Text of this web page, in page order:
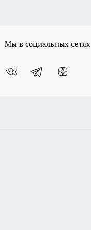
Мы в социальных сетях